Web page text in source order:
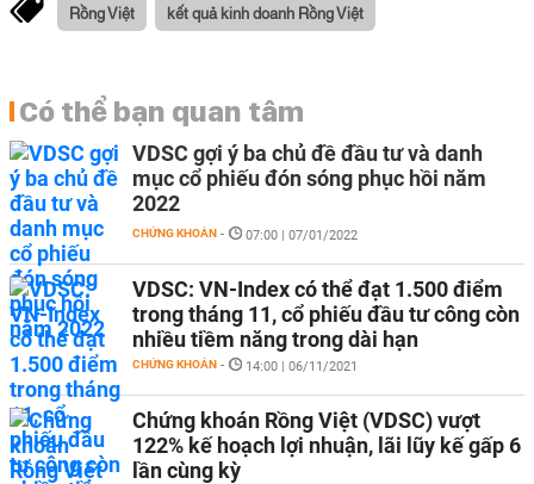
Rồng Việt kết quả kinh doanh Rồng Việt
Có thể bạn quan tâm
VDSC gợi ý ba chủ đề đầu tư và danh
mục cổ phiếu đón sóng phục hồi năm
2022
CHỨNG KHOÁN - 07:00 | 07/01/2022
VDSC: VN-Index có thể đạt 1.500 điểm
trong tháng 11, cổ phiếu đầu tư công còn
nhiều tiềm năng trong dài hạn
CHỨNG KHOÁN - 14:00 | 06/11/2021
Chứng khoán Rồng Việt (VDSC) vượt
122% kế hoạch lợi nhuận, lãi lũy kế gấp 6
lần cùng kỳ